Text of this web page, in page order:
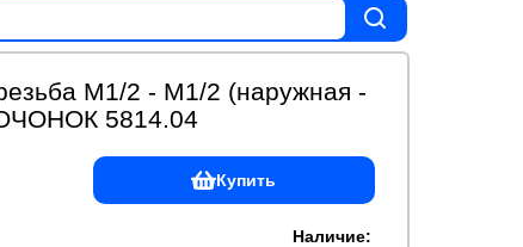
M1/2 - M1/2 (наружная -
5814.04
Купить
Наличие: